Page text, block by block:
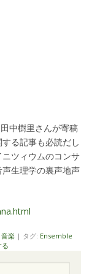
中樹里さんが寄稿
る記事も必読だし
ニツィウムのコンサ
生理学の裏声地声
音楽 | タグ: Ensemble
る